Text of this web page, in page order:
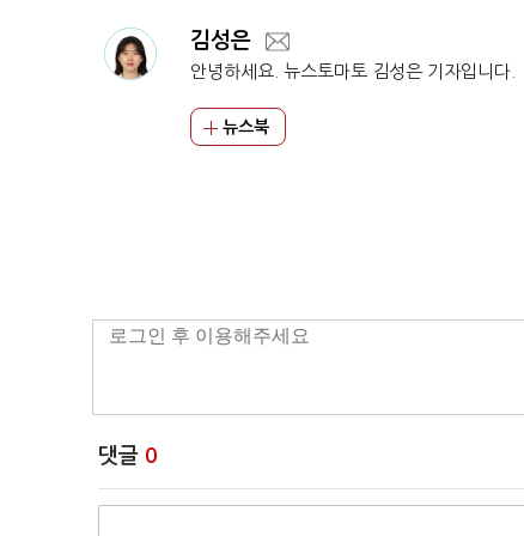
김성은
안녕하세요. 뉴스토마토 김성은 기자입니다.
뉴스북
댓글 0